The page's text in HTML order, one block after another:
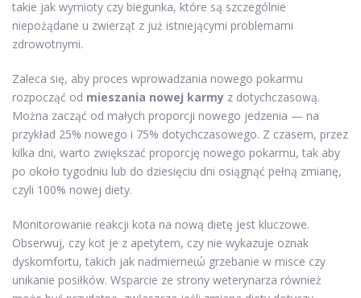
takie jak wymioty czy biegunka, które są szczególnie
niepożądane u zwierząt z już istniejącymi problemami
zdrowotnymi.
Zaleca się, aby proces wprowadzania nowego pokarmu
rozpocząć od mieszania nowej karmy z dotychczasową.
Można zacząć od małych proporcji nowego jedzenia — na
przykład 25% nowego i 75% dotychczasowego. Z czasem, przez
kilka dni, warto zwiększać proporcję nowego pokarmu, tak aby
po około tygodniu lub do dziesięciu dni osiągnąć pełną zmianę,
czyli 100% nowej diety.
Monitorowanie reakcji kota na nową dietę jest kluczowe.
Obserwuj, czy kot je z apetytem, czy nie wykazuje oznak
dyskomfortu, takich jak nadmierneιώ grzebanie w misce czy
unikanie posiłków. Wsparcie ze strony weterynarza również